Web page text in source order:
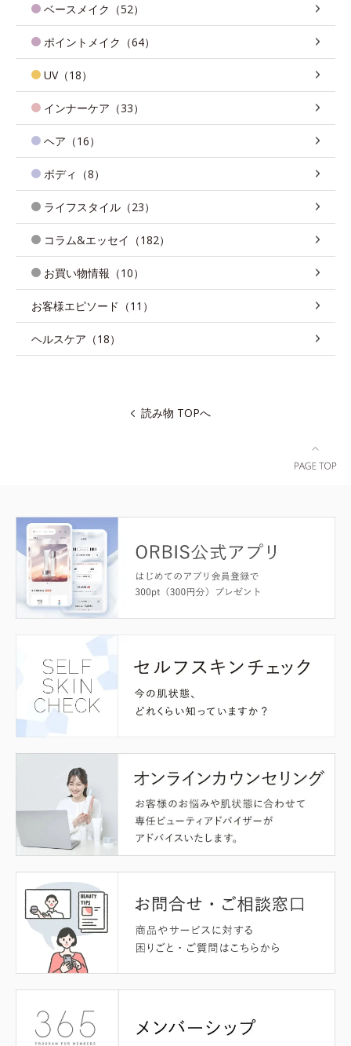
ベースメイク（52）
ポイントメイク（64）
UV（18）
インナーケア（33）
ヘア（16）
ボディ（8）
ライフスタイル（23）
コラム&エッセイ（182）
お買い物情報（10）
お客様エピソード（11）
ヘルスケア（18）
読み物 TOPへ